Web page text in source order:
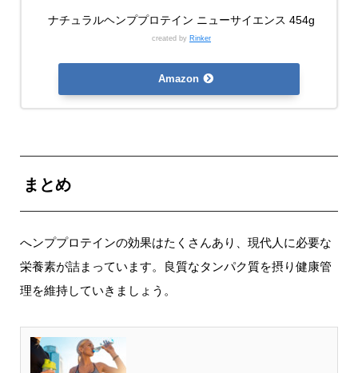
ナチュラルヘンププロテイン ニューサイエンス 454g
created by Rinker
Amazon
まとめ
へンププロテインの効果はたくさんあり、現代人に必要な
栄養素が詰まっています。良質なタンパク質を摂り健康管
理を維持していきましょう。